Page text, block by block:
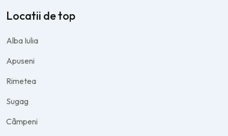
Locatii de top
Alba Iulia
Apuseni
Rimetea
Sugag
Câmpeni